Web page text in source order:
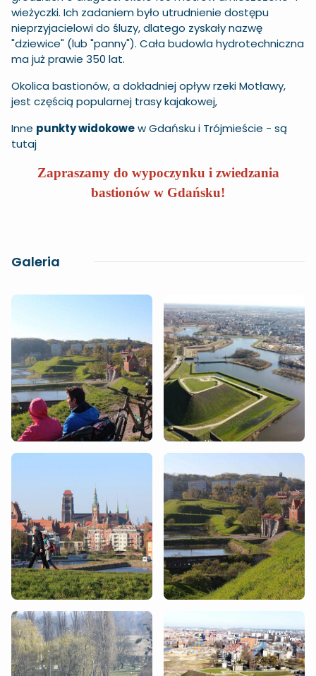
wieżyczki. Ich zadaniem było utrudnienie dostępu
nieprzyjacielowi do śluzy, dlatego zyskały nazwę
"dziewice" (lub "panny"). Cała budowla hydrotechniczna
ma już prawie 350 lat.
Okolica bastionów, a dokładniej opływ rzeki Motławy,
jest częścią popularnej trasy kajakowej,
Inne punkty widokowewGdańskui Trójmieście - są
tutaj
Zapraszamy do wypoczynku i zwiedzania
bastionów w Gdańsku!
Galeria